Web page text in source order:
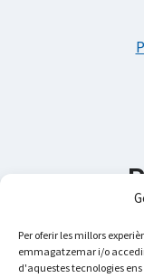
Per oferir les millors
emmagatzemar i/o
d'aquestes tecnologies